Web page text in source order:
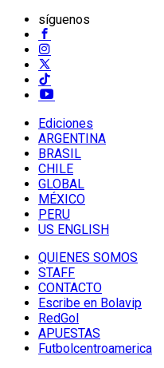
síguenos
Ediciones
ARGENTINA
BRASIL
CHILE
GLOBAL
MÉXICO
PERU
US ENGLISH
QUIENES SOMOS
STAFF
CONTACTO
Escribe en Bolavip
RedGol
APUESTAS
Futbolcentroamerica